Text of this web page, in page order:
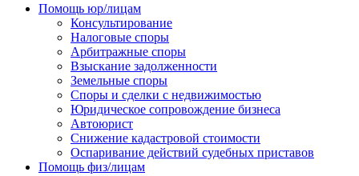
Помощь юр/лицам
Консультирование
Налоговые споры
Арбитражные споры
Взыскание задолженности
Земельные споры
Споры и сделки с недвижимостью
Юридическое сопровождение бизнеса
Автоюрист
Снижение кадастровой стоимости
Оспаривание действий судебных приставов
Помощь физ/лицам